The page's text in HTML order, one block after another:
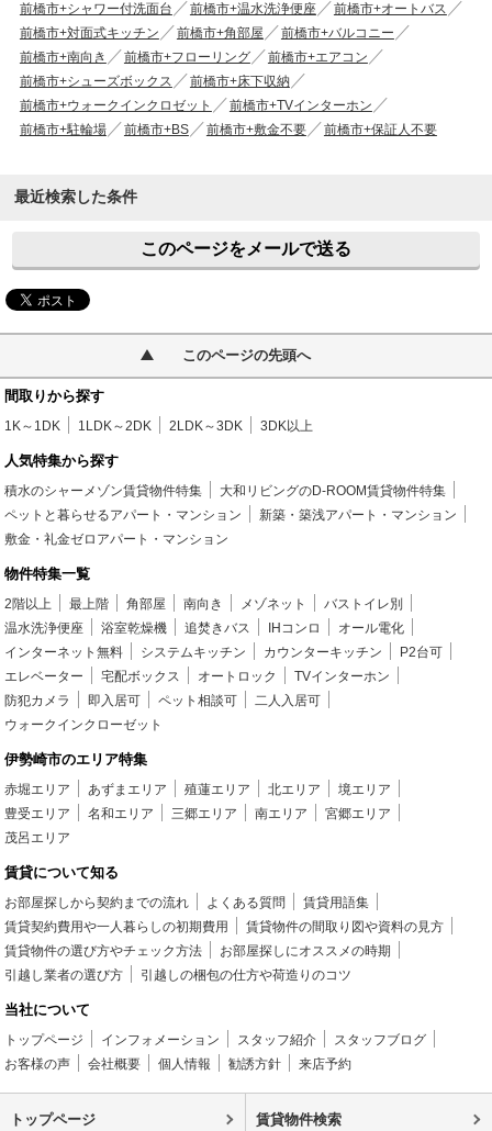
前橋市+シャワー付洗面台
前橋市+温水洗浄便座
前橋市+オートバス
前橋市+対面式キッチン
前橋市+角部屋
前橋市+バルコニー
前橋市+南向き
前橋市+フローリング
前橋市+エアコン
前橋市+シューズボックス
前橋市+床下収納
前橋市+ウォークインクロゼット
前橋市+TVインターホン
前橋市+駐輪場
前橋市+BS 前橋市+敷金不要 前橋市+保証人不要
最近検索した条件
このページをメールで送る
このページの先頭へ
間取りから探す
1K～1DK 1LDK～2DK 2LDK～3DK 3DK以上
人気特集から探す
積水のシャーメゾン賃貸物件特集
大和リビングのD-ROOM賃貸物件特集
ペットと暮らせるアパート・マンション
新築・築浅アパート・マンション
敷金・礼金ゼロアパート・マンション
物件特集一覧
2階以上 最上階 角部屋 南向き メゾネット
バストイレ別
温水洗浄便座
浴室乾燥機 追焚きバス IHコンロ
オール電化
インターネット無料
システムキッチン カウンターキッチン
P2台可
エレベーター
宅配ボックス オートロック
TVインターホン
防犯カメラ
即入居可 ペット相談可
二人入居可
ウォークインクローゼット
伊勢崎市のエリア特集
赤堀エリア あずまエリア 殖蓮エリア 北エリア
境エリア
豊受エリア
名和エリア 三郷エリア 南エリア
宮郷エリア
茂呂エリア
賃貸について知る
お部屋探しから契約までの流れ よくある質問
賃貸用語集
賃貸契約費用や一人暮らしの初期費用
賃貸物件の間取り図や資料の見方
賃貸物件の選び方やチェック方法
お部屋探しにオススメの時期
引越し業者の選び方
引越しの梱包の仕方や荷造りのコツ
当社について
トップページ インフォメーション スタッフ紹介
スタッフブログ
お客様の声
会社概要 個人情報 勧誘方針 来店予約
トップページ 賃貸物件検索